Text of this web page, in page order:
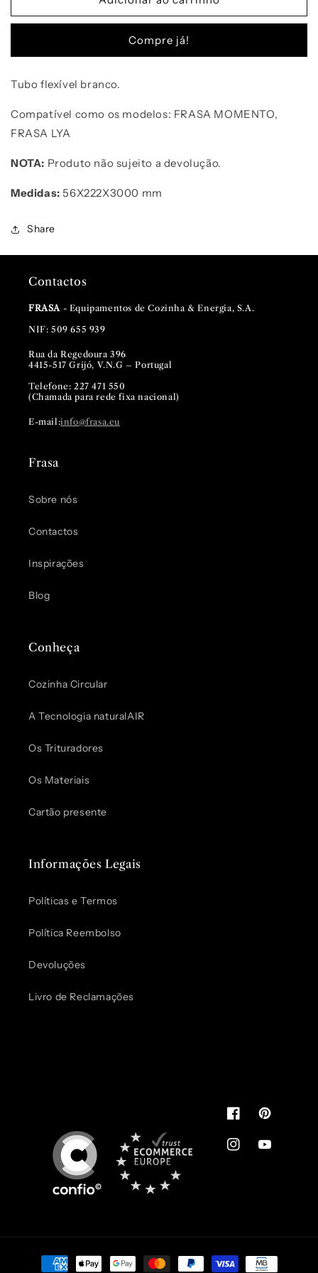
Tubo
-
Tubo
branco
-
Compre já!
Tubo flexível branco.
Compatível como os modelos: FRASA MOMENTO,
FRASA LYA
NOTA: Produto não sujeito a devolução.
Medidas: 56X222X3000 mm
Share
Contactos
FRASA - Equipamentos de Cozinha & Energia, S.A.
NIF: 509 655 939
Rua da Regedoura 396
4415-517 Grijó, V.N.G – Portugal
Telefone: 227 471 550
(Chamada para rede fixa nacional)
E-mail:info@frasa.eu
Frasa
Sobre nós
Contactos
Inspirações
Blog
Conheça
Cozinha Circular
A Tecnologia naturalAIR
Os Trituradores
Os Materiais
Cartão presente
Informações Legais
Políticas e Termos
Política Reembolso
Devoluções
Livro de Reclamações
FacebookPinterest
InstagramYouTube
Métodos